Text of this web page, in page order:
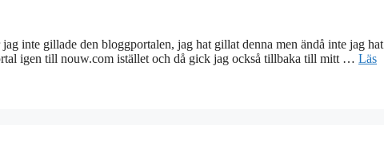
inte gillade den bloggportalen, jag hat gillat denna men ändå inte jag hat
igen till nouw.com istället och då gick jag också tillbaka till mitt … Läs